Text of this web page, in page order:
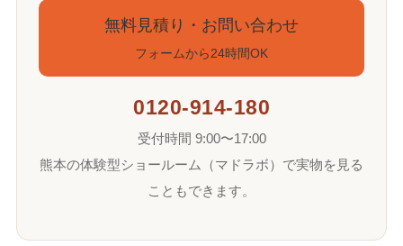
無料見積り・お問い合わせ
フォームから24時間OK
0120-914-180
受付時間 9:00〜17:00
熊本の体験型ショールーム（マドラボ）で実物を見る
こともできます。